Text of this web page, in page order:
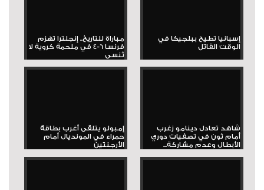
إسبانيا تطيح ببلجيكا في
الوقت القاتل
مباراة للتاريخ.. إنجلترا تهزم
فرنسا 6-4 في ملحمة كروية لا
تُنسى
شاهد تعادل دينامو زغرب
أمام ثون في تصفيات دوري
الأبطال وعدم مشاركة...
إمبولو يتلقى أغرب بطاقة
حمراء في المونديال أمام
الأرجنتين